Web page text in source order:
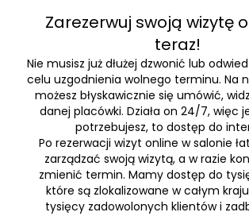
Zarezerwuj swoją wizytę
teraz!
Nie musisz już dłużej dzwonić lub
celu uzgodnienia wolnego terminu. Na
możesz błyskawicznie się umówić,
danej placówki. Działa on 24/7, więc
potrzebujesz, to dostęp do
Po rezerwacji wizyt online w salonie
zarządzać swoją wizytą, a w razie
zmienić termin. Mamy dostęp do
które są zlokalizowane w całym
tysięcy zadowolonych klientów i